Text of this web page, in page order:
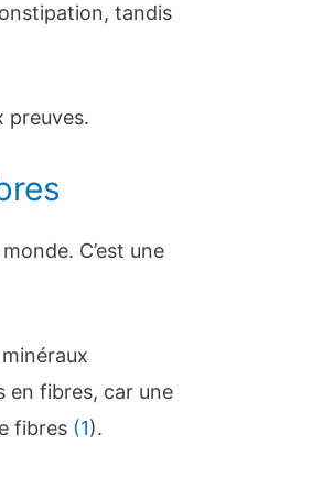
tandis
preuves.
C’est une
en fibres, car une
fibres (1).